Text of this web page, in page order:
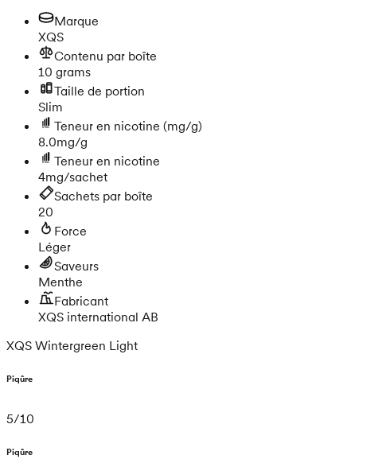
Marque
XQS
Contenu par boîte
10 grams
Taille de portion
Slim
Teneur en nicotine (mg/g)
8.0mg/g
Teneur en nicotine
4mg/sachet
Sachets par boîte
20
Force
Léger
Saveurs
Menthe
Fabricant
XQS international AB
XQS Wintergreen Light
Piqûre
5/10
Piqûre